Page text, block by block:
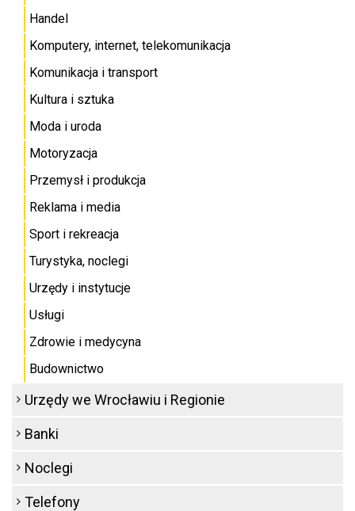
Handel
Komputery, internet, telekomunikacja
Komunikacja i transport
Kultura i sztuka
Moda i uroda
Motoryzacja
Przemysł i produkcja
Reklama i media
Sport i rekreacja
Turystyka, noclegi
Urzędy i instytucje
Usługi
Zdrowie i medycyna
Budownictwo
Urzędy we Wrocławiu i Regionie
Banki
Noclegi
Telefony